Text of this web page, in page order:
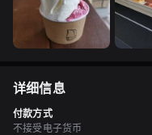
详细信息
付款方式
不接受电子货币